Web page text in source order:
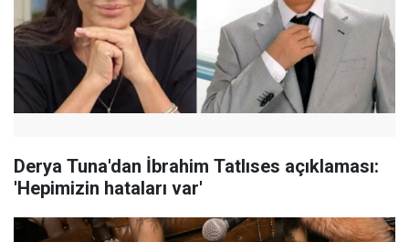
Derya Tuna'dan İbrahim Tatlıses açıklaması:
'Hepimizin hataları var'